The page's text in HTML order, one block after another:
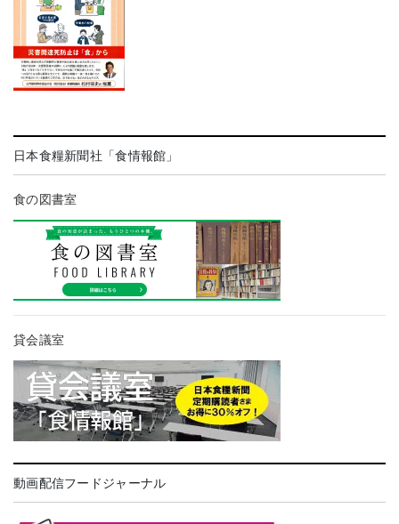
日本食糧新聞社「食情報館」
食の図書室
貸会議室
動画配信フードジャーナル